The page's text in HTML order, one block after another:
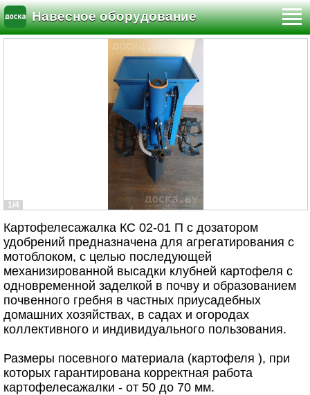
Навесное оборудование
1/4
Картофелесажалка КС 02-01 П с дозатором
удобрений предназначена для агрегатирования с
мотоблоком, с целью последующей
механизированной высадки клубней картофеля с
одновременной заделкой в почву и образованием
почвенного гребня в частных приусадебных
домашних хозяйствах, в садах и огородах
коллективного и индивидуального пользования.
Размеры посевного материала (картофеля ), при
которых гарантирована корректная работа
картофелесажалки - от 50 до 70 мм.